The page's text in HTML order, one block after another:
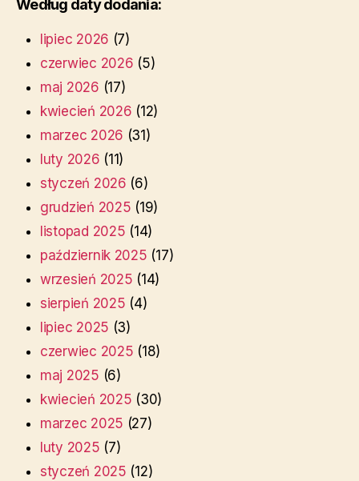
Według daty dodania:
lipiec 2026 (7)
czerwiec 2026 (5)
maj 2026 (17)
kwiecień 2026 (12)
marzec 2026 (31)
luty 2026 (11)
styczeń 2026 (6)
grudzień 2025 (19)
listopad 2025 (14)
październik 2025 (17)
wrzesień 2025 (14)
sierpień 2025 (4)
lipiec 2025 (3)
czerwiec 2025 (18)
maj 2025 (6)
kwiecień 2025 (30)
marzec 2025 (27)
luty 2025 (7)
styczeń 2025 (12)